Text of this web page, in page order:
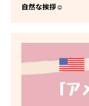
自然な挨拶☺